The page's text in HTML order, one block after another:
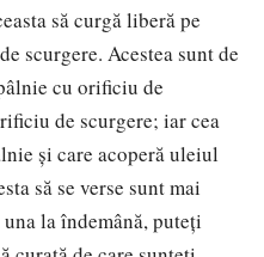
să curgă liberă pe
scurgere. Acestea sunt de
cu orificiu de
de scurgere; iar cea
și care acoperă uleiul
să se verse sunt mai
la îndemână, puteți